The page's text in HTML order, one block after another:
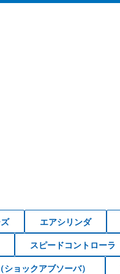
エアシリンダ
スピードコントローラ
ョックアブソーバ）